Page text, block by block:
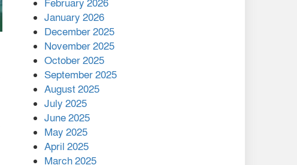
কাপ্তাই প্রেস ক্লাবের সভাপতি
মাহফুজ, সম্পাদক রিপন মারমা
নির্বাচিত
মালয়েশিয়ার প্রধানমন্ত্রীকে চিঠি
দেয়ার পর ফোন তারেক
রহমানের,গ্যাস সঙ্কট
মোকাবিলায় সহায়তার আশ্বাস
February 2026
January 2026
December 2025
November 2025
October 2025
September 2025
August 2025
July 2025
June 2025
May 2025
April 2025
March 2025